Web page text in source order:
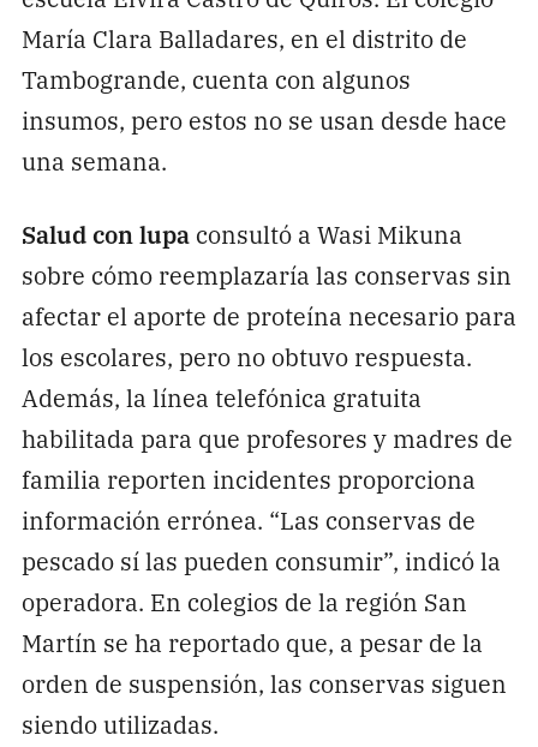
María Clara Balladares, en el distrito de
Tambogrande, cuenta con algunos
insumos, pero estos no se usan desde hace
una semana.
Salud con lupaconsultó a Wasi Mikuna
sobre cómo reemplazaría las conservas sin
afectar el aporte de proteína necesario para
los escolares, pero no obtuvo respuesta.
Además, la línea telefónica gratuita
habilitada para que profesores y madres de
familia reporten incidentes proporciona
información errónea. “Las conservas de
pescado sí las pueden consumir”, indicó la
operadora. En colegios de la región San
Martín se ha reportado que, a pesar de la
orden de suspensión, las conservas siguen
siendo utilizadas.